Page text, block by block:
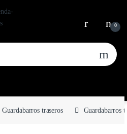
0
Guardabarros traseros Guardabarros